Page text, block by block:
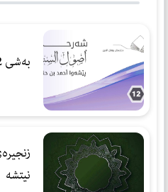
بەشی 12
نیتشه‌